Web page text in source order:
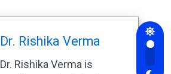
Dr. Rishika Verma
Dr. Rishika Verma is